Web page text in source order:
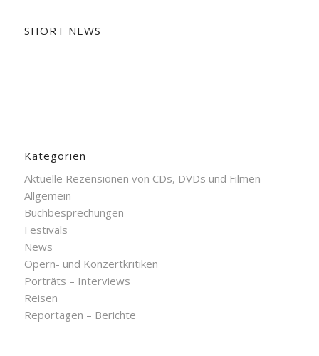
SHORT NEWS
Kategorien
Aktuelle Rezensionen von CDs, DVDs und Filmen
Allgemein
Buchbesprechungen
Festivals
News
Opern- und Konzertkritiken
Porträts – Interviews
Reisen
Reportagen – Berichte